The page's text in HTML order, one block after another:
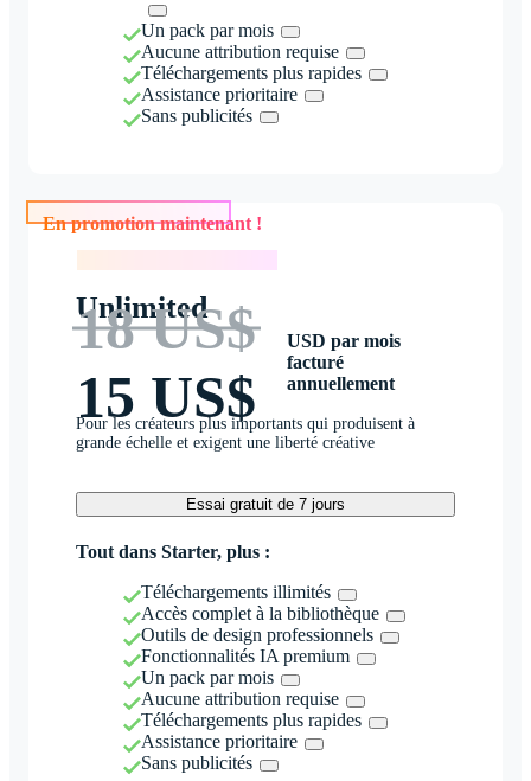
Un pack par mois
Aucune attribution requise
Téléchargements plus rapides
Assistance prioritaire
Sans publicités
En promotion maintenant !
Unlimited
18 US$
15 US$
USD par mois
facturé
annuellement
Pour les créateurs plus importants qui produisent à
grande échelle et exigent une liberté créative
Essai gratuit de 7 jours
Tout dans Starter, plus :
Téléchargements illimités
Accès complet à la bibliothèque
Outils de design professionnels
Fonctionnalités IA premium
Un pack par mois
Aucune attribution requise
Téléchargements plus rapides
Assistance prioritaire
Sans publicités